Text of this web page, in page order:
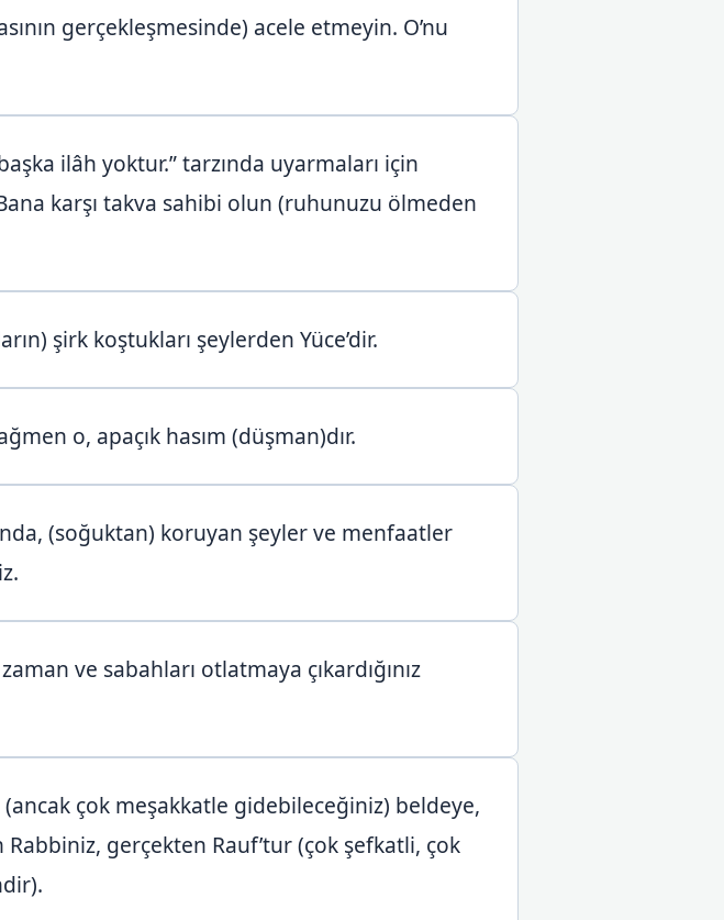
gerçekleşmesinde) acele etmeyin. O’nu
ilâh yoktur.” tarzında uyarmaları için
karşı takva sahibi olun (ruhunuzu ölmeden
şirk koştukları şeylerden Yüce’dir.
o, apaçık hasım (düşman)dır.
(soğuktan) koruyan şeyler ve menfaatler
ve sabahları otlatmaya çıkardığınız
çok meşakkatle gidebileceğiniz) beldeye,
Rabbiniz, gerçekten Rauf’tur (çok şefkatli, çok